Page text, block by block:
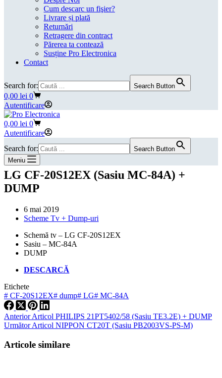
Cum descarc un fişier?
Livrare și plată
Returnări
Retragere din contract
Părerea ta contează
Susține Pro Electronica
Contact
Search for: Search Button
Coș
de
cumpărături
0,00 lei 0
Autentificare
Coș
de
cumpărături
0,00 lei 0
Autentificare
Search for:
Search Button
Meniu
LG CF-20S12EX (Sasiu MC-84A) +
DUMP
6 mai 2019
Scheme Tv + Dump-uri
Schemă tv – LG CF-20S12EX
Sasiu – MC-84A
DUMP
DESCARCĂ
Etichete
# CF-20S12EX# dump# LG# MC-84A
AnteriorArticol PHILIPS 21PT5402/58 (Sasiu TE3.2E) + DUMP
UrmătorArticol NIPPON CT20T (Sasiu PB2003VS-PS-M)
Articole similare